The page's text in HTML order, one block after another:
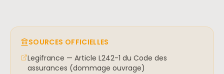
SOURCES OFFICIELLES
Legifrance — Article L242-1 du Code des
assurances (dommage ouvrage)